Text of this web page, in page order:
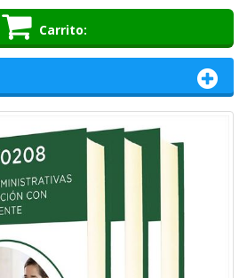
Carrito